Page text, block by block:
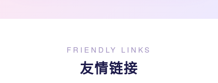
FRIENDLY LINKS
友情链接